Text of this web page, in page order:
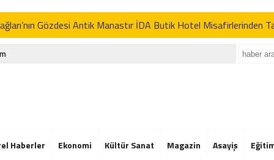
Gözdesi Antik Manastır İDA Butik Hotel Misafirlerinden
İran açıklaması: “Uygun davranmazlarsa gereğini yaparım”
Der’in Geleneksel Pikniğine Rekor Katılım
Haberler Ekonomi Kültür Sanat Magazin Asayiş